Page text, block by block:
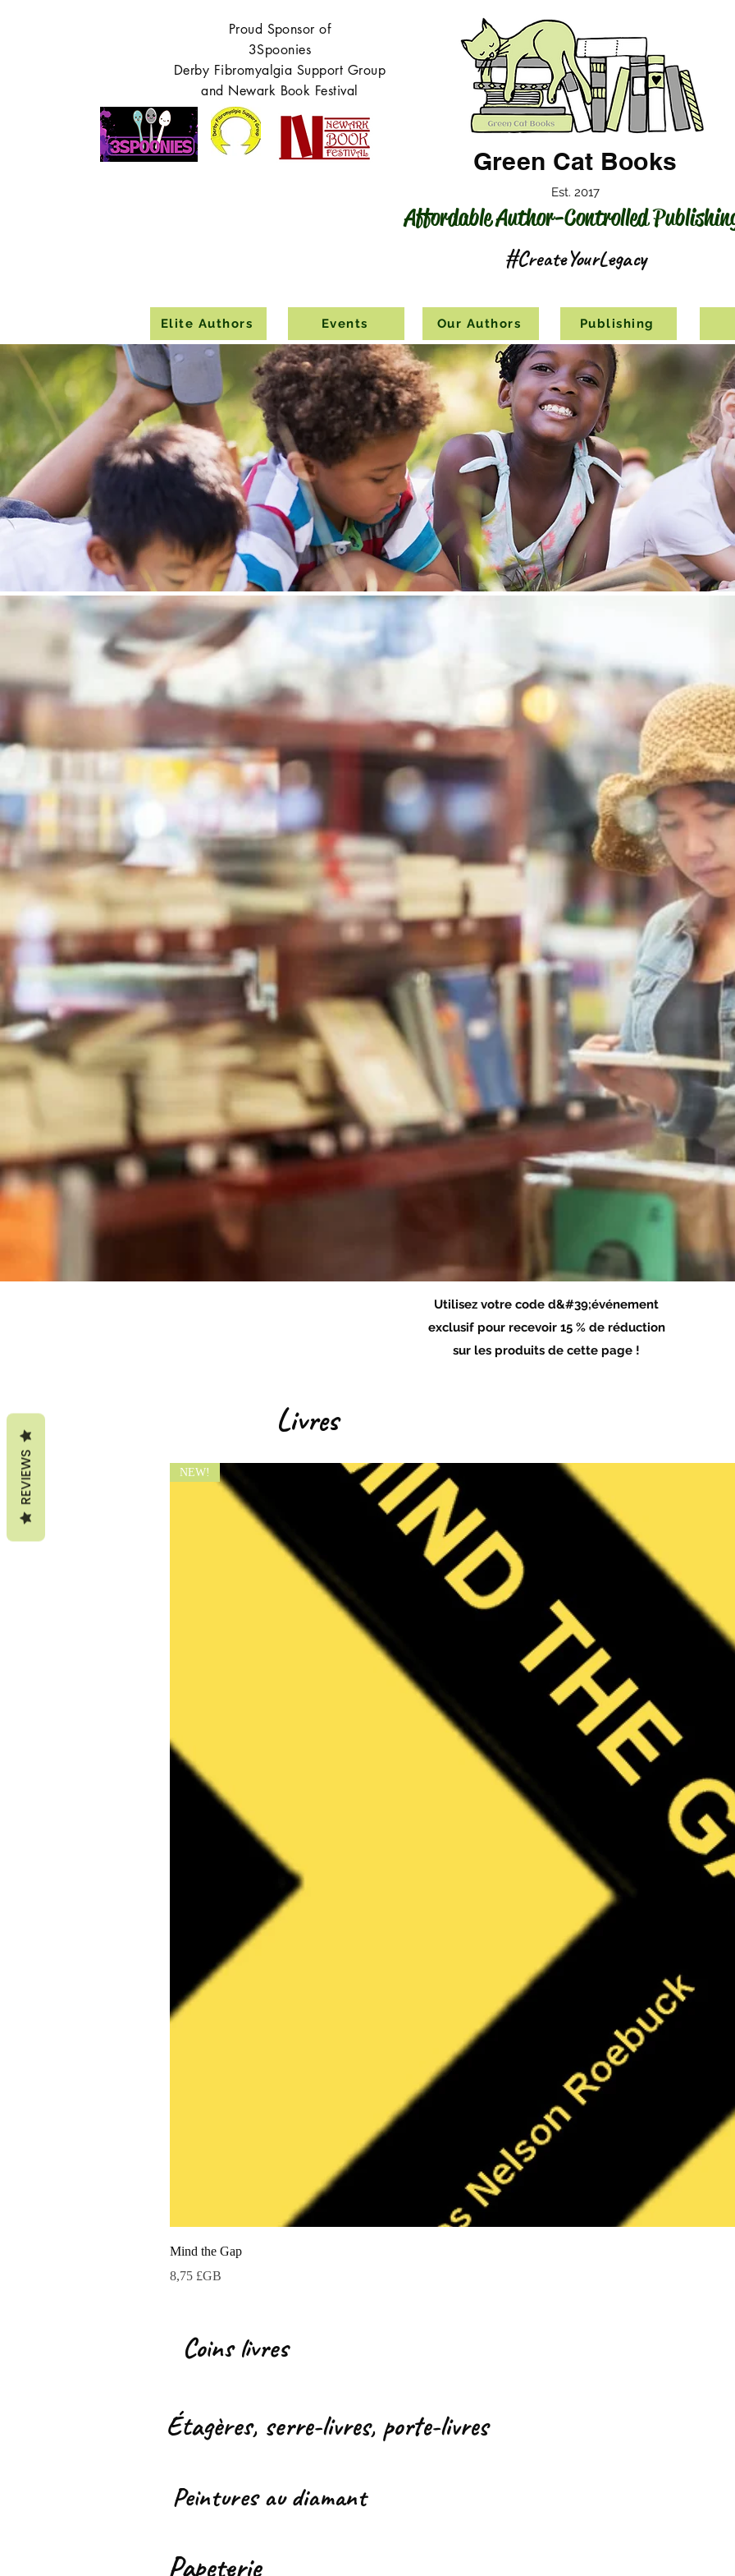
Green Cat Books
Est. 2017
Proud Sponsor of
3Spoonies
Derby Fibromyalgia Support Group
and Newark Book Festival
#CreateYourLegacy
Affordable Author-Controlled
Elite Authors Events Our Authors Publishing
Utilisez votre code d&#39;événement
exclusif pour recevoir 15 % de réduction
sur les produits de cette page !
Livres
NEW!
Mind the Gap
Prix
8,75 £GB
Coins livres
Étagères, serre-livres, porte-livres
Peintures au diamant
Papeterie
REVIEWS